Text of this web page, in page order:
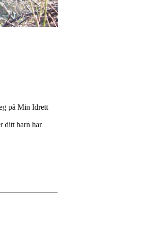
på Min Idrett
ditt barn har